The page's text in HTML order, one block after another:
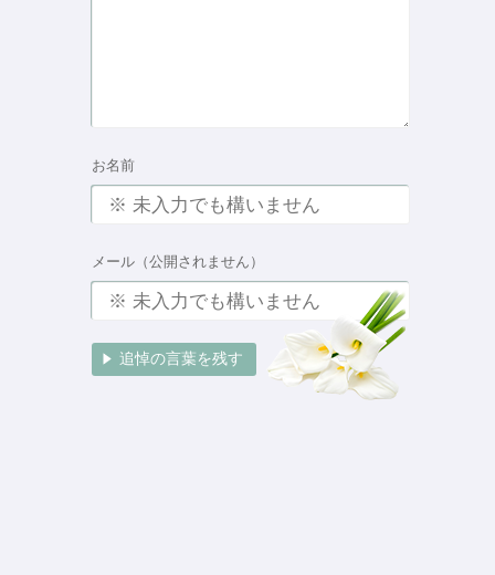
お名前
メール（公開されません）